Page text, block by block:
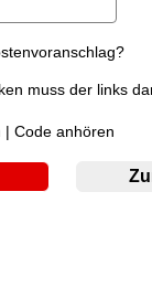
muss der links
| Code anhören